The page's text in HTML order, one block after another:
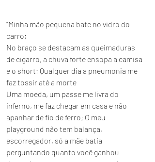
“Minha mão pequena bate no vidro do
carro;
No braço se destacam as queimaduras
de cigarro, a chuva forte ensopa a camisa
e o short; Qualquer dia a pneumonia me
faz tossir até a morte
Uma moeda, um passe me livra do
inferno, me faz chegar em casa e não
apanhar de fio de ferro; O meu
playground não tem balança,
escorregador, só a mãe batia
perguntando quanto você ganhou